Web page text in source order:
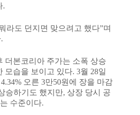
.
라도 던지면 맞으려고 했다”며
더본코리아 주가는 소폭 상승
모습을 보이고 있다. 3월 28일
오른 3만50원에 장을 마감
승하기도 했지만, 상장 당시 공
수준이다.